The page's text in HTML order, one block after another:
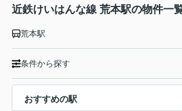
近鉄けいはんな線 荒本駅の物件一
荒本駅
条件から探す
おすすめの駅